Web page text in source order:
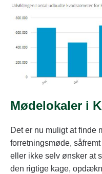
Mødelokaler i
Det er nu muligt at
forretningsmøde,
eller ikke selv ønsker at
den rigtige kage,